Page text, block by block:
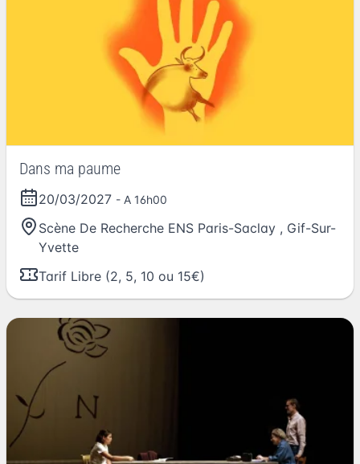
Dans ma paume
20/03/2027 - A 16h00
Scène De Recherche ENS Paris-Saclay , Gif-Sur-
Yvette
Tarif Libre (2, 5, 10 ou 15€)